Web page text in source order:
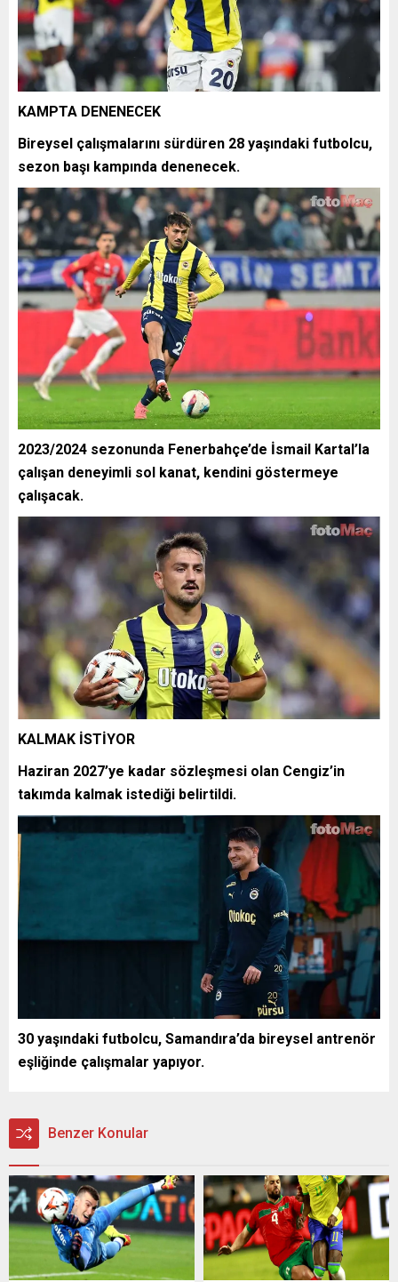
KAMPTA DENENECEK
Bireysel çalışmalarını sürdüren 28 yaşındaki futbolcu,
sezon başı kampında denenecek.
2023/2024 sezonunda Fenerbahçe’de İsmail Kartal’la
çalışan deneyimli sol kanat, kendini göstermeye
çalışacak.
KALMAK İSTİYOR
Haziran 2027’ye kadar sözleşmesi olan Cengiz’in
takımda kalmak istediği belirtildi.
30 yaşındaki futbolcu, Samandıra’da bireysel antrenör
eşliğinde çalışmalar yapıyor.
Benzer Konular